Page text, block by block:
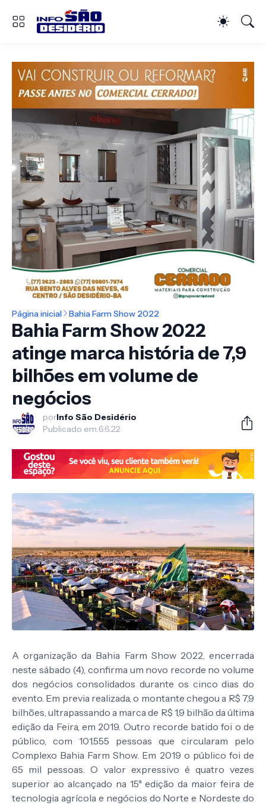
Página inicial Bahia Farm Show 2022
Bahia Farm Show 2022
atinge marca história de 7,9
bilhões em volume de
negócios
porInfo São Desidério
Publicado em:6.6.22
A organização da Bahia Farm Show 2022, encerrada
neste sábado (4), confirma um novo recorde no volume
dos negócios consolidados durante os cinco dias do
evento. Em previa realizada, o montante chegou a R$ 7,9
bilhões, ultrapassando a marca de R$ 1,9 bilhão da última
edição da Feira, em 2019. Outro recorde batido foi o de
público, com 101.555 pessoas que circularam pelo
Complexo Bahia Farm Show. Em 2019 o público foi de
65 mil pessoas. O valor expressivo é quatro vezes
superior ao alcançado na 15ª edição da maior feira de
tecnologia agrícola e negócios do Norte e Nordeste do